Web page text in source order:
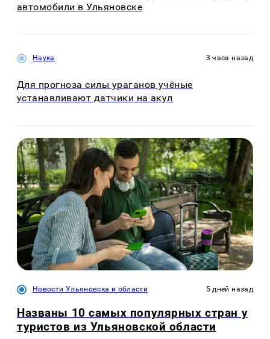
автомобили в Ульяновске
Наука 3 часа назад
Для прогноза силы ураганов учёные
устанавливают датчики на акул
Новости Ульяновска и области 5 дней назад
Названы 10 самых популярных стран у
туристов из Ульяновской области